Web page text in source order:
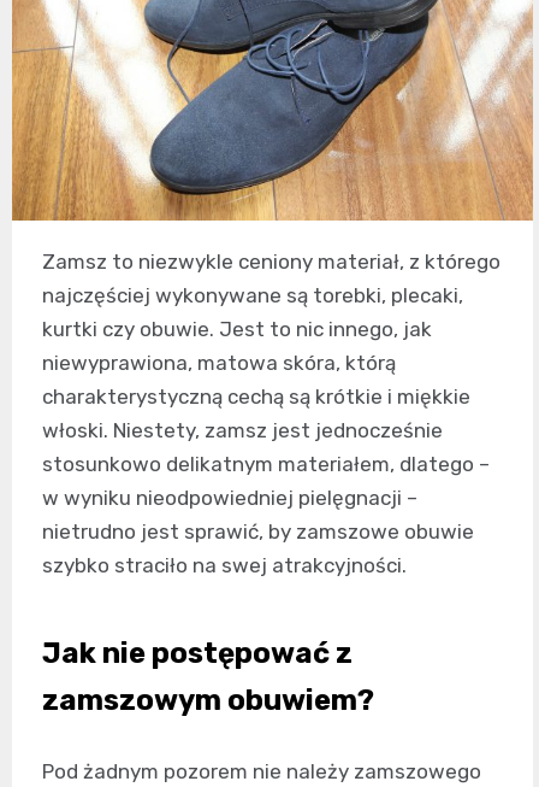
Zamsz to niezwykle ceniony materiał, z którego
najczęściej wykonywane są torebki, plecaki,
kurtki czy obuwie. Jest to nic innego, jak
niewyprawiona, matowa skóra, którą
charakterystyczną cechą są krótkie i miękkie
włoski. Niestety, zamsz jest jednocześnie
stosunkowo delikatnym materiałem, dlatego –
w wyniku nieodpowiedniej pielęgnacji –
nietrudno jest sprawić, by zamszowe obuwie
szybko straciło na swej atrakcyjności.
Jak nie postępować z
zamszowym obuwiem?
Pod żadnym pozorem nie należy zamszowego